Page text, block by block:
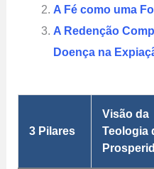
A Fé como uma
A Redenção
Doença na
3 Pilares
Visão da
Teologia